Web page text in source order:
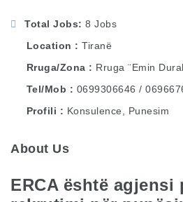
Total Jobs
8 Jobs
Location
Tiranë
Rruga/Zona
Rruga ¨Emin
Tel/Mob
0699306646 /
Profili
Konsulence, Punesim
About Us
ERCA është agjensi